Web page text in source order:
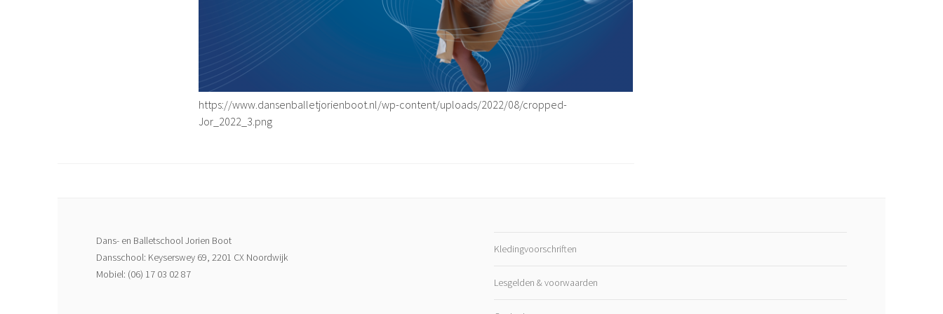
https://www.dansenballetjorienboot.nl/wp-content/uploads/2022/08/cropped-
Jor_2022_3.png
Dans- en Balletschool Jorien Boot
Dansschool: Keyserswey 69, 2201 CX Noordwijk
Mobiel: (06) 17 03 02 87
Kledingvoorschriften
Lesgelden & voorwaarden